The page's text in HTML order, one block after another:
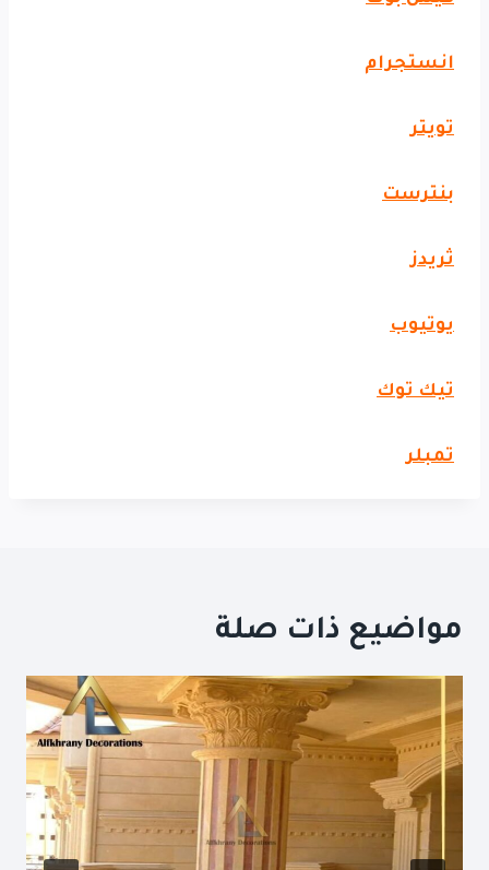
انستجرام
تويتر
بنترست
ثريدز
يوتيوب
تيك توك
تمبلر
مواضيع ذات صلة